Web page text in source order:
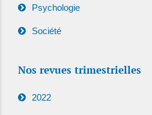
Psychologie
Société
Nos revues trimestrielles
2022